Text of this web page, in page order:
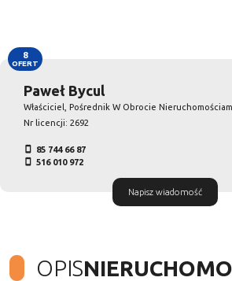
Paweł Bycul
Właściciel, Pośrednik W Obrocie
Nr licencji: 2692
85 744 66 87
516 010 972
Napisz wiadomość
8
OFERT
OPIS